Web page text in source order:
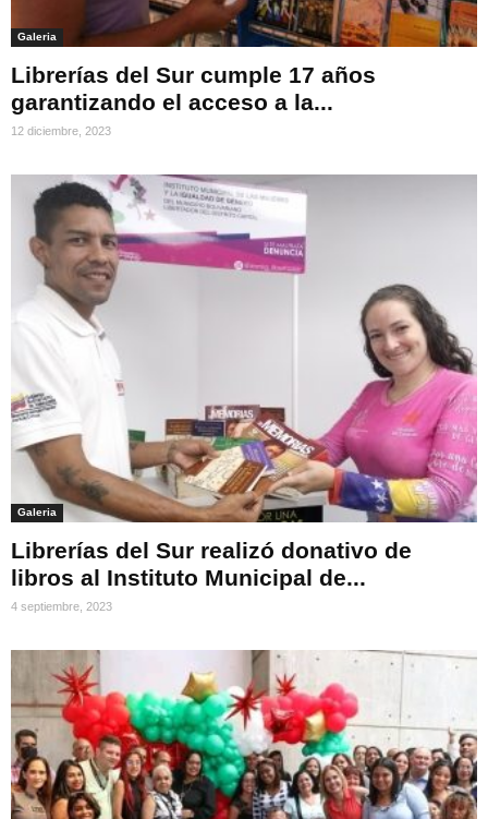
Galeria
Librerías del Sur cumple 17 años
garantizando el acceso a la...
12 diciembre, 2023
Galeria
Librerías del Sur realizó donativo de
libros al Instituto Municipal de...
4 septiembre, 2023